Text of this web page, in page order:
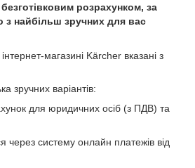
розрахунком, за
найбільш зручних для вас
магазині Kärcher вказані з
зручних варіантів:
для юридичних осіб (з ПДВ) та
через систему онлайн платежів від